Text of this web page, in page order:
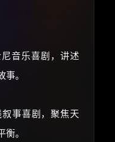
音乐喜剧，讲述
事。
叙事喜剧，聚焦天
衡。